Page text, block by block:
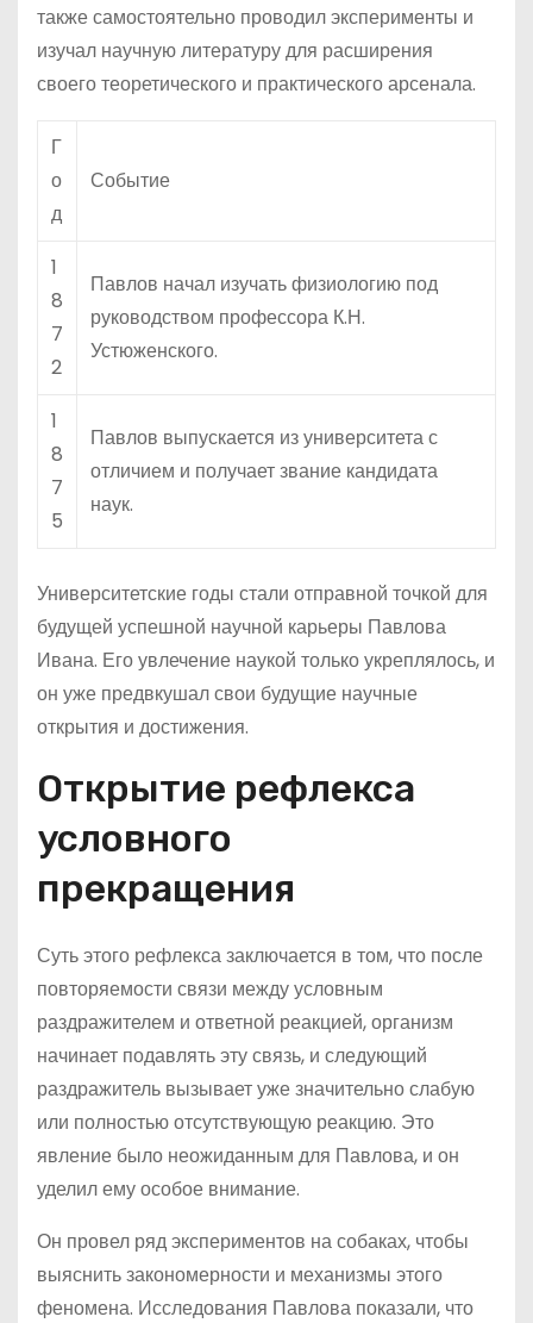
также самостоятельно проводил эксперименты и
изучал научную литературу для расширения
своего теоретического и практического арсенала.
Г
о
д
Событие
1
8
7
2
Павлов начал изучать физиологию под
руководством профессора К.Н.
Устюженского.
1
8
7
5
Павлов выпускается из университета с
отличием и получает звание кандидата
наук.
Университетские годы стали отправной точкой для
будущей успешной научной карьеры Павлова
Ивана. Его увлечение наукой только укреплялось, и
он уже предвкушал свои будущие научные
открытия и достижения.
Открытие рефлекса
условного
прекращения
Суть этого рефлекса заключается в том, что после
повторяемости связи между условным
раздражителем и ответной реакцией, организм
начинает подавлять эту связь, и следующий
раздражитель вызывает уже значительно слабую
или полностью отсутствующую реакцию. Это
явление было неожиданным для Павлова, и он
уделил ему особое внимание.
Он провел ряд экспериментов на собаках, чтобы
выяснить закономерности и механизмы этого
феномена. Исследования Павлова показали, что